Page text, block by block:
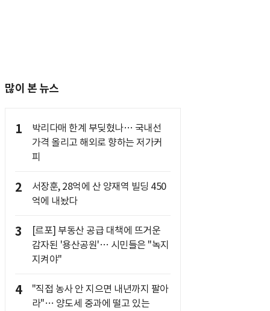
많이 본 뉴스
1
박리다매 한계 부딪혔나… 국내선
가격 올리고 해외로 향하는 저가커
피
2
서장훈, 28억에 산 양재역 빌딩 450
억에 내놨다
3
[르포] 부동산 공급 대책에 뜨거운
감자된 '용산공원'… 시민들은 "녹지
지켜야"
4
"직접 농사 안 지으면 내년까지 팔아
라"… 양도세 중과에 떨고 있는